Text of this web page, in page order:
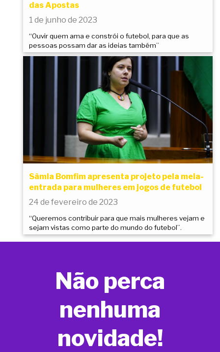
das Apostas
1 de junho de 2023
“Ouvir quem ama e constrói o futebol, para que as
pessoas possam dar as ideias também”
Sâmia Bomfim apresenta projeto pela meia-
entrada para mulheres em jogos de futebol
24 de fevereiro de 2023
“Queremos contribuir para que mais mulheres vejam e
sejam vistas como parte do mundo do futebol”.
Não perca
nenhuma
novidade!